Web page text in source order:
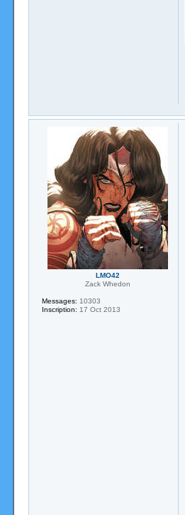
LMO42
Zack Whedon
Messages: 10303
Inscription: 17 Oct 2013